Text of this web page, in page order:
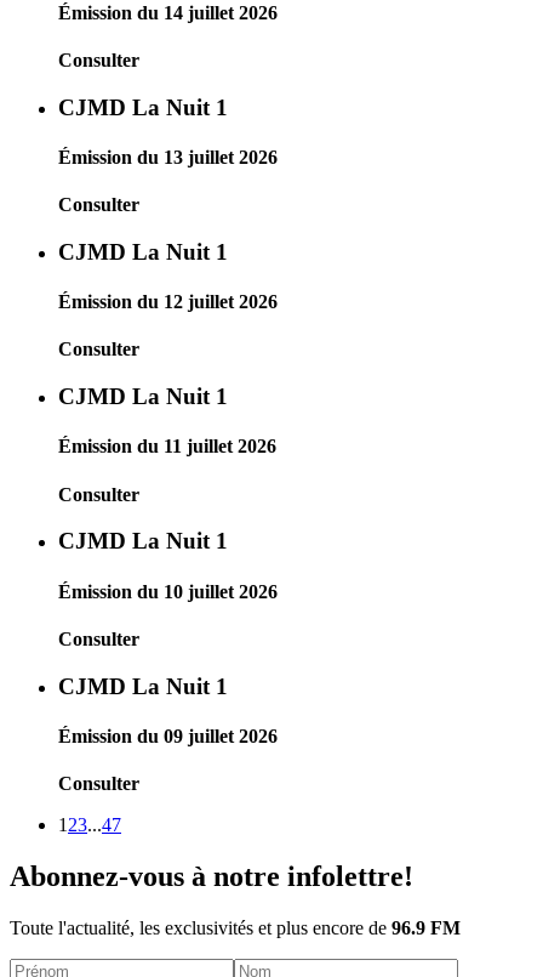
Émission du 14 juillet 2026
Consulter
CJMD La Nuit 1
Émission du 13 juillet 2026
Consulter
CJMD La Nuit 1
Émission du 12 juillet 2026
Consulter
CJMD La Nuit 1
Émission du 11 juillet 2026
Consulter
CJMD La Nuit 1
Émission du 10 juillet 2026
Consulter
CJMD La Nuit 1
Émission du 09 juillet 2026
Consulter
1 23...47
Abonnez-vous à notre infolettre!
Toute l'actualité, les exclusivités et plus encore de 96.9 FM